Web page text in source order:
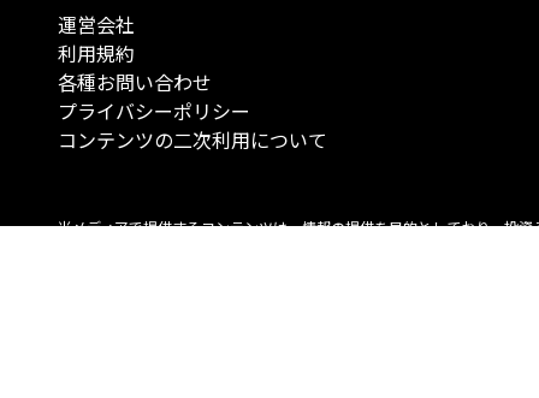
運営会社
利用規約
各種お問い合わせ
プライバシーポリシー
コンテンツの二次利用について
当メディアで提供するコンテンツは、情報の提供を目的としており、投資